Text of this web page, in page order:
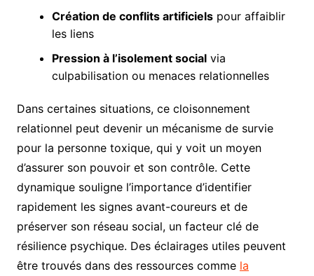
Création de conflits artificielspour affaiblir
les liens
Pression à l’isolement socialvia
culpabilisation ou menaces relationnelles
Dans certaines situations, ce cloisonnement
relationnel peut devenir un mécanisme de survie
pour la personne toxique, qui y voit un moyen
d’assurer son pouvoir et son contrôle. Cette
dynamique souligne l’importance d’identifier
rapidement les signes avant-coureurs et de
préserver son réseau social, un facteur clé de
résilience psychique. Des éclairages utiles peuvent
être trouvés dans des ressources comme la